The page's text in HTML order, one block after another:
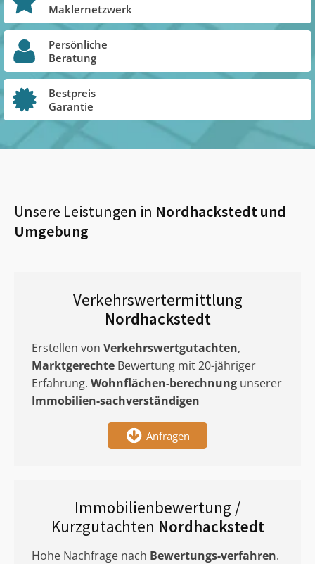
Maklernetzwerk
Persönliche
Beratung
Bestpreis
Garantie
Unsere Leistungen in Nordhackstedtund
Umgebung
Verkehrswertermittlung
Nordhackstedt
Erstellen von Verkehrswertgutachten,
Marktgerechte Bewertung mit 20-jähriger
Erfahrung. Wohnflächen-berechnung unserer
Immobilien-sachverständigen
Anfragen
Immobilienbewertung /
Kurzgutachten Nordhackstedt
Hohe Nachfrage nach Bewertungs-verfahren.